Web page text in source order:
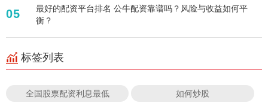
05
最好的配资平台排名 公牛配资靠谱吗？风险与收益如何平
衡？
标签列表
全国股票配资利息最低 如何炒股